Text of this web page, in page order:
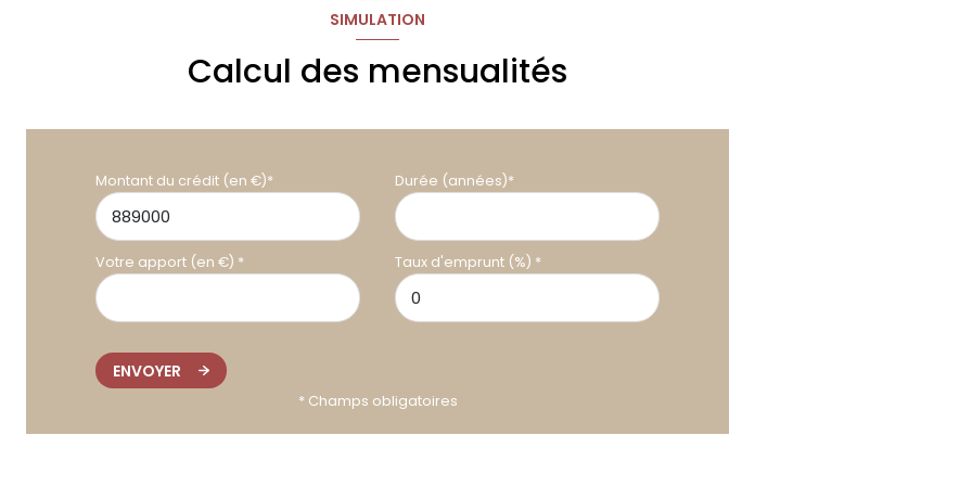
SIMULATION
Calcul des mensualités
Montant du crédit (en €)* Durée (années)*
Votre apport (en €) * Taux d'emprunt (%) *
ENVOYER
* Champs obligatoires